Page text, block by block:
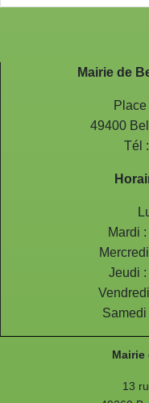
Mairie de
49400
Tél
Mardi
Jeudi
Mairie
13